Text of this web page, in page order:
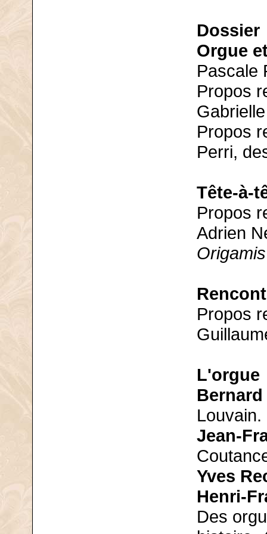
Dossier
Orgue
Pascale
Propos
Propos
Perri,
Tête-à-
Propos
Adrien
Origamis
Propos
L'orgue
Louvain.
Jean-
Yves
Henri-
Des